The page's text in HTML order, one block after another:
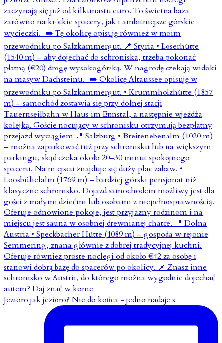
Jezioro jak jezioro? Nie do końca - jedno nadaje s